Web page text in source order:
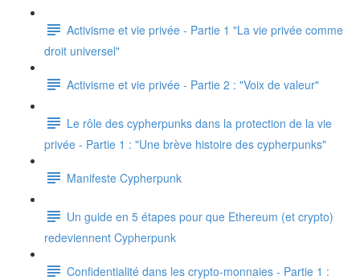
Activisme et vie privée - Partie 1 "La vie privée comme
droit universel"
Activisme et vie privée - Partie 2 : "Voix de valeur"
Le rôle des cypherpunks dans la protection de la vie
privée - Partie 1 : "Une brève histoire des cypherpunks"
Manifeste Cypherpunk
Un guide en 5 étapes pour que Ethereum (et crypto)
redeviennent Cypherpunk
Confidentialité dans les crypto-monnaies - Partie 1 :